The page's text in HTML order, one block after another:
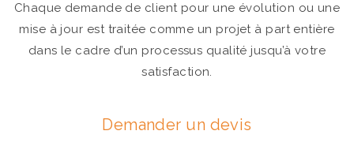
Chaque demande de client pour une évolution ou une
mise à jour est traitée comme un projet à part entière
dans le cadre d’un processus qualité jusqu’à votre
satisfaction.
Demander un devis